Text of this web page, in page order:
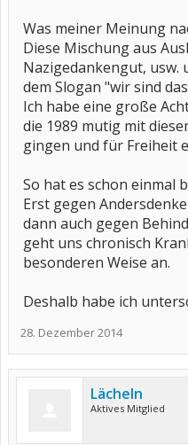
Was meiner Meinung
Diese Mischung aus
Nazigedankengut, usw.
dem Slogan "wir sind
Ich habe eine große
die 1989 mutig mit
gingen und für Freiheit
So hat es schon einmal
Erst gegen
dann auch gegen
geht uns chronisch
besonderen Weise an.
Deshalb habe ich
28. Dezember 2014
Lächeln
Aktives Mitglied